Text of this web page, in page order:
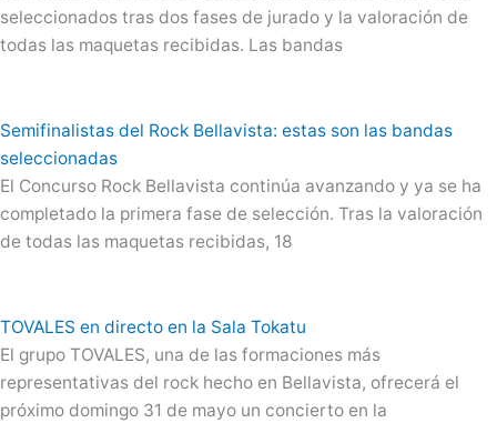
seleccionados tras dos fases de jurado y la valoración de
todas las maquetas recibidas. Las bandas
Semifinalistas del Rock Bellavista: estas son las bandas
seleccionadas
El Concurso Rock Bellavista continúa avanzando y ya se ha
completado la primera fase de selección. Tras la valoración
de todas las maquetas recibidas, 18
TOVALES en directo en la Sala Tokatu
El grupo TOVALES, una de las formaciones más
representativas del rock hecho en Bellavista, ofrecerá el
próximo domingo 31 de mayo un concierto en la